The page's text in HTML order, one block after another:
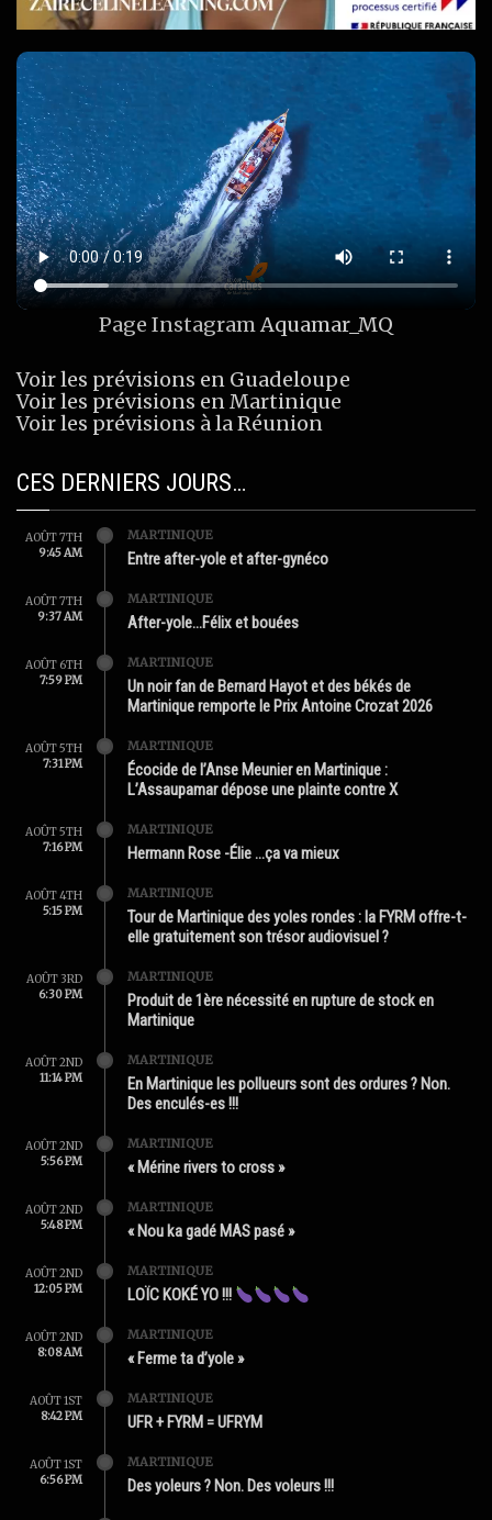
Page InstagramAquamar_MQ
Voir les prévisions en Guadeloupe
Voir les prévisions en Martinique
Voir les prévisions à la Réunion
CES DERNIERS JOURS…
AOÛT 7TH
9:45 AM
MARTINIQUE
Entre after-yole et after-gynéco
AOÛT 7TH
9:37 AM
MARTINIQUE
After-yole…Félix et bouées
AOÛT 6TH
7:59 PM
MARTINIQUE
Un noir fan de Bernard Hayot et des békés de
Martinique remporte le Prix Antoine Crozat 2026
AOÛT 5TH
7:31 PM
MARTINIQUE
Écocide de l’Anse Meunier en Martinique :
L’Assaupamar dépose une plainte contre X
AOÛT 5TH
7:16 PM
MARTINIQUE
Hermann Rose -Élie …ça va mieux
AOÛT 4TH
5:15 PM
MARTINIQUE
Tour de Martinique des yoles rondes : la FYRM offre-t-
elle gratuitement son trésor audiovisuel ?
AOÛT 3RD
6:30 PM
MARTINIQUE
Produit de 1ère nécessité en rupture de stock en
Martinique
AOÛT 2ND
11:14 PM
MARTINIQUE
En Martinique les pollueurs sont des ordures ? Non.
Des enculés-es !!!
AOÛT 2ND
5:56 PM
MARTINIQUE
« Mérine rivers to cross »
AOÛT 2ND
5:48 PM
MARTINIQUE
« Nou ka gadé MAS pasé »
AOÛT 2ND
12:05 PM
MARTINIQUE
LOÏC KOKÉ YO !!!
AOÛT 2ND
8:08 AM
MARTINIQUE
« Ferme ta d’yole »
AOÛT 1ST
8:42 PM
MARTINIQUE
UFR + FYRM = UFRYM
AOÛT 1ST
6:56 PM
MARTINIQUE
Des yoleurs ? Non. Des voleurs !!!